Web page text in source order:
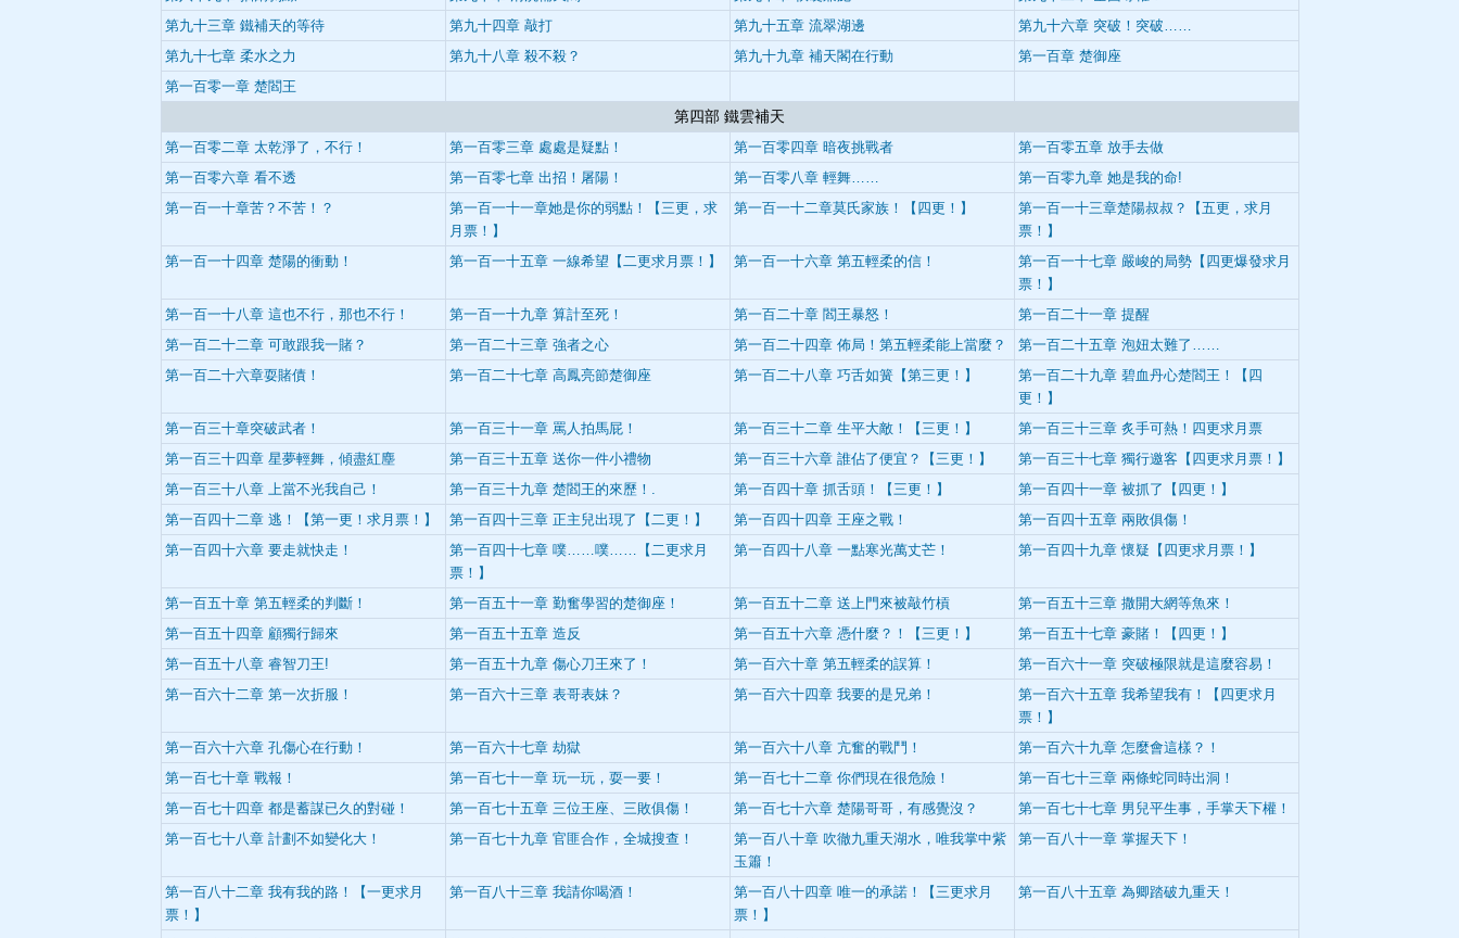
第九十三章 鐵補天的等待
第九十四章 敲打 第九十五章 流翠湖邊
第九十六章 突破！突破……
第九十七章 柔水之力
第九十八章 殺不殺？ 第九十九章 補天閣在行動
第一百章 楚御座
第一百零一章 楚閻王
第四部 鐵雲補天
第一百零二章 太乾淨了，不行！ 第一百零三章 處處是疑點！ 第一百零四章 暗夜挑戰者
第一百零五章 放手去做
第一百零六章 看不透
第一百零七章 出招！屠陽！ 第一百零八章 輕舞……
第一百零九章 她是我的命!
第一百一十章苦？不苦！？
第一百一十一章她是你的弱點！【三更，求
月票！】
第一百一十二章莫氏家族！【四更！】
第一百一十三章楚陽叔叔？【五更，求月
票！】
第一百一十四章 楚陽的衝動！
第一百一十五章 一線希望【二更求月票！】 第一百一十六章 第五輕柔的信！
第一百一十七章 嚴峻的局勢【四更爆發求月
票！】
第一百一十八章 這也不行，那也不行！
第一百一十九章 算計至死！ 第一百二十章 閻王暴怒！
第一百二十一章 提醒
第一百二十二章 可敢跟我一賭？
第一百二十三章 強者之心 第一百二十四章 佈局！第五輕柔能上當麼？
第一百二十五章 泡妞太難了……
第一百二十六章耍賭債！
第一百二十七章 高鳳亮節楚御座 第一百二十八章 巧舌如簧【第三更！】
第一百二十九章 碧血丹心楚閻王！【四
更！】
第一百三十章突破武者！
第一百三十一章 罵人拍馬屁！ 第一百三十二章 生平大敵！【三更！】
第一百三十三章 炙手可熱！四更求月票
第一百三十四章 星夢輕舞，傾盡紅塵
第一百三十五章 送你一件小禮物 第一百三十六章 誰佔了便宜？【三更！】
第一百三十七章 獨行邀客【四更求月票！】
第一百三十八章 上當不光我自己！
第一百三十九章 楚閻王的來歷！. 第一百四十章 抓舌頭！【三更！】
第一百四十一章 被抓了【四更！】
第一百四十二章 逃！【第一更！求月票！】
第一百四十三章 正主兒出現了【二更！】 第一百四十四章 王座之戰！
第一百四十五章 兩敗俱傷！
第一百四十六章 要走就快走！
第一百四十七章 噗……噗……【二更求月
票！】
第一百四十八章 一點寒光萬丈芒！ 第一百四十九章 懷疑【四更求月票！】
第一百五十章 第五輕柔的判斷！ 第一百五十一章 勤奮學習的楚御座！ 第一百五十二章 送上門來被敲竹槓
第一百五十三章 撒開大網等魚來！
第一百五十四章 顧獨行歸來
第一百五十五章 造反 第一百五十六章 憑什麼？！【三更！】
第一百五十七章 豪賭！【四更！】
第一百五十八章 睿智刀王!
第一百五十九章 傷心刀王來了！ 第一百六十章 第五輕柔的誤算！
第一百六十一章 突破極限就是這麼容易！
第一百六十二章 第一次折服！
第一百六十三章 表哥表妹？ 第一百六十四章 我要的是兄弟！
第一百六十五章 我希望我有！【四更求月
票！】
第一百六十六章 孔傷心在行動！
第一百六十七章 劫獄 第一百六十八章 亢奮的戰鬥！
第一百六十九章 怎麼會這樣？！
第一百七十章 戰報！
第一百七十一章 玩一玩，耍一要！ 第一百七十二章 你們現在很危險！
第一百七十三章 兩條蛇同時出洞！
第一百七十四章 都是蓄謀已久的對碰！
第一百七十五章 三位王座、三敗俱傷！ 第一百七十六章 楚陽哥哥，有感覺沒？
第一百七十七章 男兒平生事，手掌天下權！
第一百七十八章 計劃不如變化大！
第一百七十九章 官匪合作，全城搜查！
第一百八十章 吹徹九重天湖水，唯我掌中紫
玉簫！
第一百八十一章 掌握天下！
第一百八十二章 我有我的路！【一更求月
票！】
第一百八十三章 我請你喝酒！
第一百八十四章 唯一的承諾！【三更求月
票！】
第一百八十五章 為卿踏破九重天！